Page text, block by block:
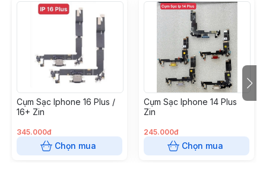
Cụm Sạc Iphone 16 Plus /
16+ Zin
345.000đ
Chọn mua
Cụm Sạc Iphone 14 Plus
Zin
245.000đ
Chọn mua